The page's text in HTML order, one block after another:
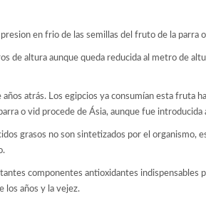
en frio de las semillas del fruto de la parra
de altura aunque queda reducida al metro de
atrás. Los egipcios ya consumían esta fruta
o vid procede de Ásia, aunque fue
grasos no son sintetizados por el organismo,
componentes antioxidantes
los años y la vejez.